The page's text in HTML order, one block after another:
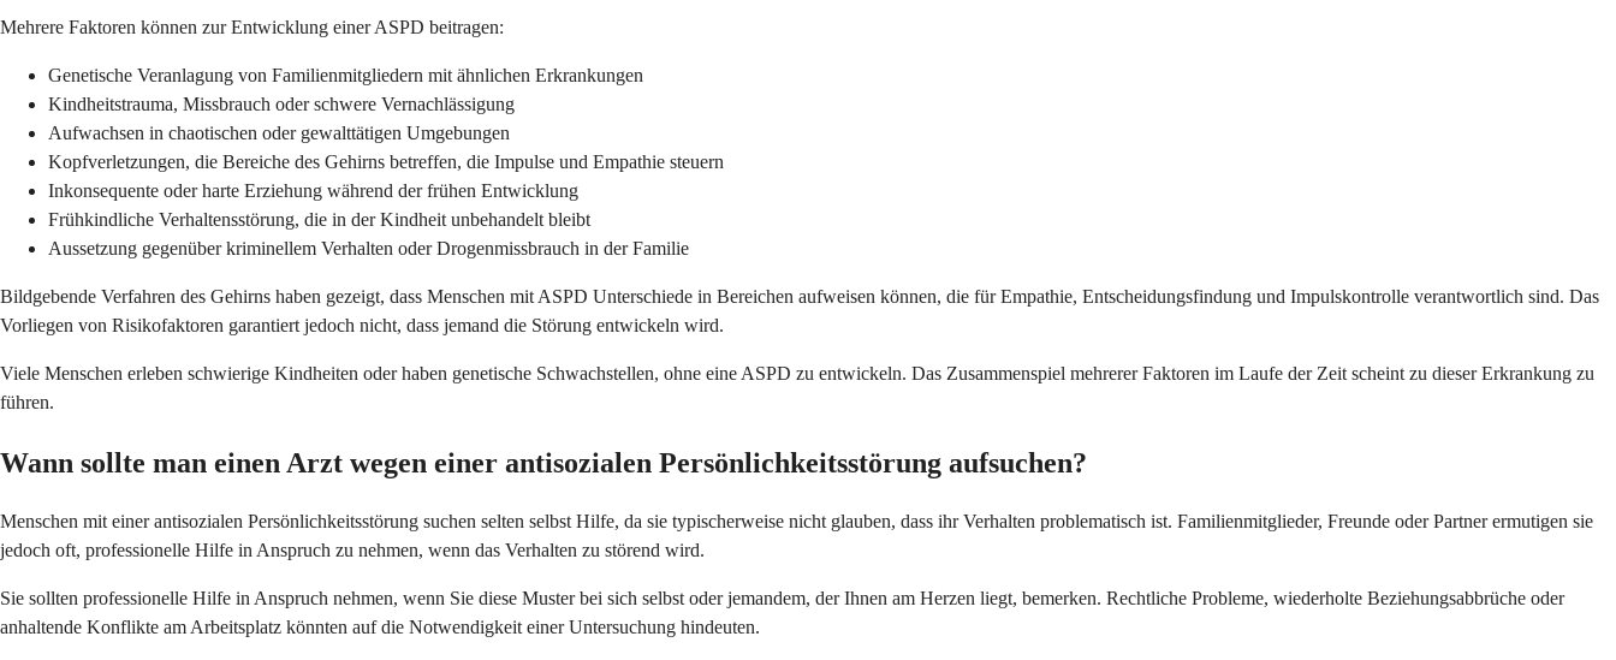
Mehrere Faktoren können zur Entwicklung einer ASPD beitragen:
Genetische Veranlagung von Familienmitgliedern mit ähnlichen Erkrankungen
Kindheitstrauma, Missbrauch oder schwere Vernachlässigung
Aufwachsen in chaotischen oder gewalttätigen Umgebungen
Kopfverletzungen, die Bereiche des Gehirns betreffen, die Impulse und Empathie steuern
Inkonsequente oder harte Erziehung während der frühen Entwicklung
Frühkindliche Verhaltensstörung, die in der Kindheit unbehandelt bleibt
Aussetzung gegenüber kriminellem Verhalten oder Drogenmissbrauch in der Familie
Bildgebende Verfahren des Gehirns haben gezeigt, dass Menschen mit ASPD Unterschiede in Bereichen aufweisen können, die für Empathie, Entscheidungsfindung und Impulskontrolle verantwortlich sind. Das
Vorliegen von Risikofaktoren garantiert jedoch nicht, dass jemand die Störung entwickeln wird.
Viele Menschen erleben schwierige Kindheiten oder haben genetische Schwachstellen, ohne eine ASPD zu entwickeln. Das Zusammenspiel mehrerer Faktoren im Laufe der Zeit scheint zu dieser Erkrankung zu
führen.
Wann sollte man einen Arzt wegen einer antisozialen Persönlichkeitsstörung aufsuchen?
Menschen mit einer antisozialen Persönlichkeitsstörung suchen selten selbst Hilfe, da sie typischerweise nicht glauben, dass ihr Verhalten problematisch ist. Familienmitglieder, Freunde oder Partner ermutigen sie
jedoch oft, professionelle Hilfe in Anspruch zu nehmen, wenn das Verhalten zu störend wird.
Sie sollten professionelle Hilfe in Anspruch nehmen, wenn Sie diese Muster bei sich selbst oder jemandem, der Ihnen am Herzen liegt, bemerken. Rechtliche Probleme, wiederholte Beziehungsabbrüche oder
anhaltende Konflikte am Arbeitsplatz könnten auf die Notwendigkeit einer Untersuchung hindeuten.